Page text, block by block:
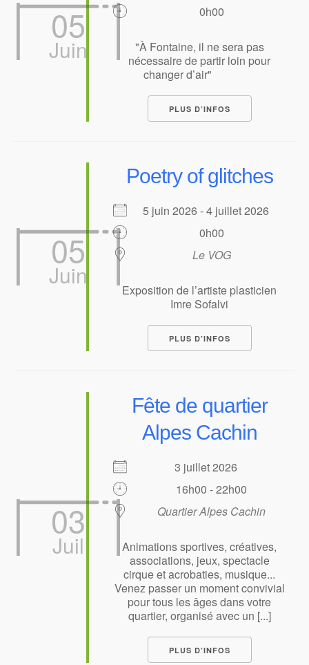
05
Juin
0h00
"À Fontaine, il ne sera pas
nécessaire de partir loin pour
changer d’air"
PLUS D’INFOS
05
Juin
Poetry of glitches
5 juin 2026 - 4 juillet 2026
0h00
Le VOG
Exposition de l’artiste plasticien
Imre Sofalvi
PLUS D’INFOS
03
Juil
Fête de quartier
Alpes Cachin
3 juillet 2026
16h00 - 22h00
Quartier Alpes Cachin
Animations sportives, créatives,
associations, jeux, spectacle
cirque et acrobaties, musique...
Venez passer un moment convivial
pour tous les âges dans votre
quartier, organisé avec un [...]
PLUS D’INFOS